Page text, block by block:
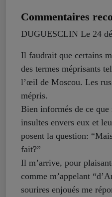
Commentaires
DUGUESCLIN Le 24
Il faudrait que certains
des termes méprisants
l’œil de Moscou. Les
mépris.
Bien informés de ce
insultes envers eux et
posent la question:
fait?”
Il m’arrive, pour
comme m’appelant
sourires enjoués me